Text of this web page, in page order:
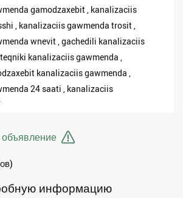
gamodzaxebit , kanalizaciis
, kanalizaciis gawmenda trosit ,
wnevit , gachedili kanalizaciis
kanalizaciis gawmenda ,
kanalizaciis gawmenda ,
24 saati , kanalizaciis
информацию